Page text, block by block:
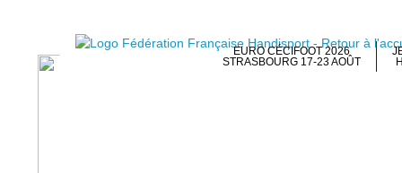
EURO CÉCIFOOT 2026
STRASBOURG 17-23 AOÛT